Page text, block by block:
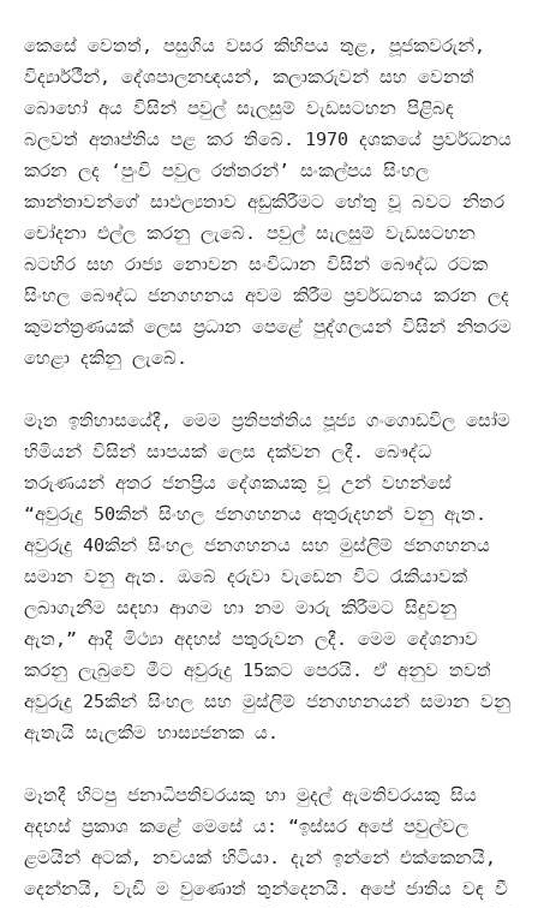
කෙසේ වෙතත් , පසුගිය වසර කිහිපය තුළ, පූජකවරුන්,
විද්‍යාර්ථීන්, දේශපාලනඥයන්, කලාකරුවන් සහ වෙනත්
බොහෝ අය විසින් පවුල් සැලසුම් වැඩසටහන පිළිබඳ
බලවත් අතෘප්තිය පළ කර තිබේ . 1970 දශකයේ ප්‍රවර්ධනය
කරන ලද ‘පුංචි පවුල රත්තරන්’ සංකල්පය සිංහල
කාන්තාවන්ගේ සාඵල්‍යතාව අඩුකිරීමට හේතු වූ බවට නිතර
චෝදනා එල්ල කරනු ලැබේ . පවුල් සැලසුම් වැඩසටහන
බටහිර සහ රාජ්‍ය නොවන සංවිධාන විසින් බෞද්ධ රටක
සිංහල බෞද්ධ ජනගහනය අවම කිරීම ප්‍රවර්ධනය කරන ලද
කුමන්ත්‍රණයක් ලෙස ප්‍රධාන පෙළේ පුද්ගලයන් විසින් නිතරම
හෙළා දකිනු ලැබේ .
මෑත ඉතිහාසයේදී, මෙම ප්‍රතිපත්තිය පූජ්‍ය ගංගොඩවිල සෝම
හිමියන් විසින් සාපයක් ලෙස දක්වන ලදී. බෞද්ධ
තරුණයන් අතර ජනප්‍රිය දේශකයකු වූ උන් වහන්සේ
“අවුරුදු 50කින් සිංහල ජනගහනය අතුරුදහන් වනු ඇත .
අවුරුදු 40කින් සිංහල ජනගහනය සහ මුස්ලිම් ජනගහනය
සමාන වනු ඇත . ඔබේ දරුවා වැඩෙන විට රැකියාවක්
ලබාගැනීම සඳහා ආගම හා නම මාරු කිරීමට සිදුවනු
ඇත ,” ආදී මිථ්‍යා අදහස් පතුරුවන ලදී. මෙම දේශනාව
කරනු ලැබුවේ මීට අවුරුදු 15කට පෙරයි. ඒ අනුව තවත්
අවුරුදු 25කින් සිංහල සහ මුස්ලිම් ජනගහනයන් සමාන වනු
ඇතැයි සැලකීම හාස්‍යජනක ය.
මෑතදී හිටපු ජනාධිපතිවරයකු හා මුදල් ඇමතිවරයකු සිය
අදහස් ප්‍රකාශ කළේ මෙසේ ය: “ඉස්සර අපේ පවුල්වල
ළමයින් අටක්, නවයක් හිටියා. දැන් ඉන්නේ එක්කෙනයි,
දෙන්නයි, වැඩි ම වුණොත් තුන්දෙනයි. අපේ ජාතිය වඳ වී